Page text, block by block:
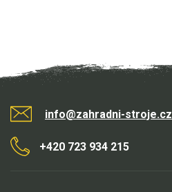
info@zahradni-stroje.cz
+420 723 934 215